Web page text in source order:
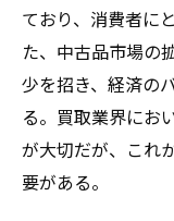
ており、消費者に
た、中古品市場の
少を招き、経済の
る。買取業界にお
が大切だが、これ
要がある。